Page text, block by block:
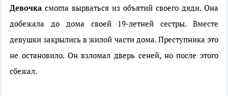
Девочка смогла вырваться из объятий своего дяди. Она
добежала до дома своей 19-летней сестры. Вместе
девушки закрылись в жилой части дома. Преступника это
не остановило. Он взломал дверь сеней, но после этого
сбежал.